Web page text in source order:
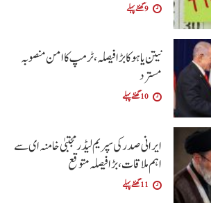
9 گھنٹے پہلے
نیتن یاہو کا بڑا فیصلہ، ٹرمپ کا امن منصوبہ
مسترد
10 گھنٹے پہلے
ایرانی صدر کی سپریم لیڈر مجتبیٰ خامنہ ای سے
اہم ملاقات، بڑا فیصلہ متوقع
11 گھنٹے پہلے